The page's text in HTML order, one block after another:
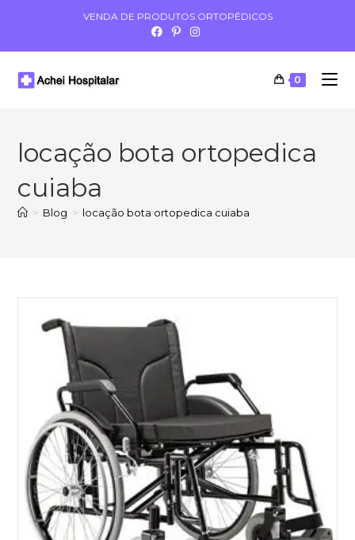
VENDA DE PRODUTOS ORTOPÉDICOS
0
locação bota ortopedica
cuiaba
> Blog > locação bota ortopedica cuiaba